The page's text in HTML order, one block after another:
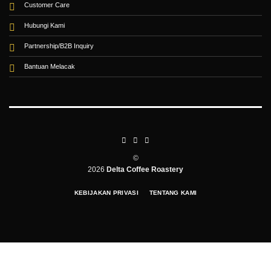
Customer Care
Hubungi Kami
Partnership/B2B Inquiry
Bantuan Melacak
©
2026 Delta Coffee Roastery
KEBIJAKAN PRIVASI TENTANG KAMI